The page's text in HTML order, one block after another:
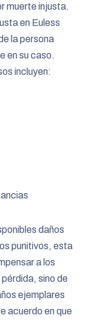
muerte injusta.
en Euless
la persona
en su caso.
incluyen:
daños
punitivos, esta
a los
sino de
ejemplares
acuerdo en que